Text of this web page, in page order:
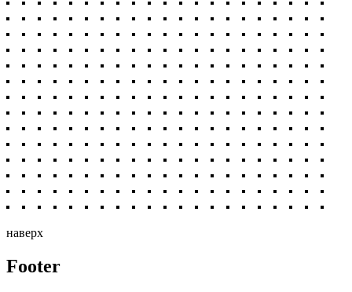
наверх
Footer